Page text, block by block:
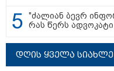
"ძალიან ბევრ
რას წერს
დღის ყველა სიახლე